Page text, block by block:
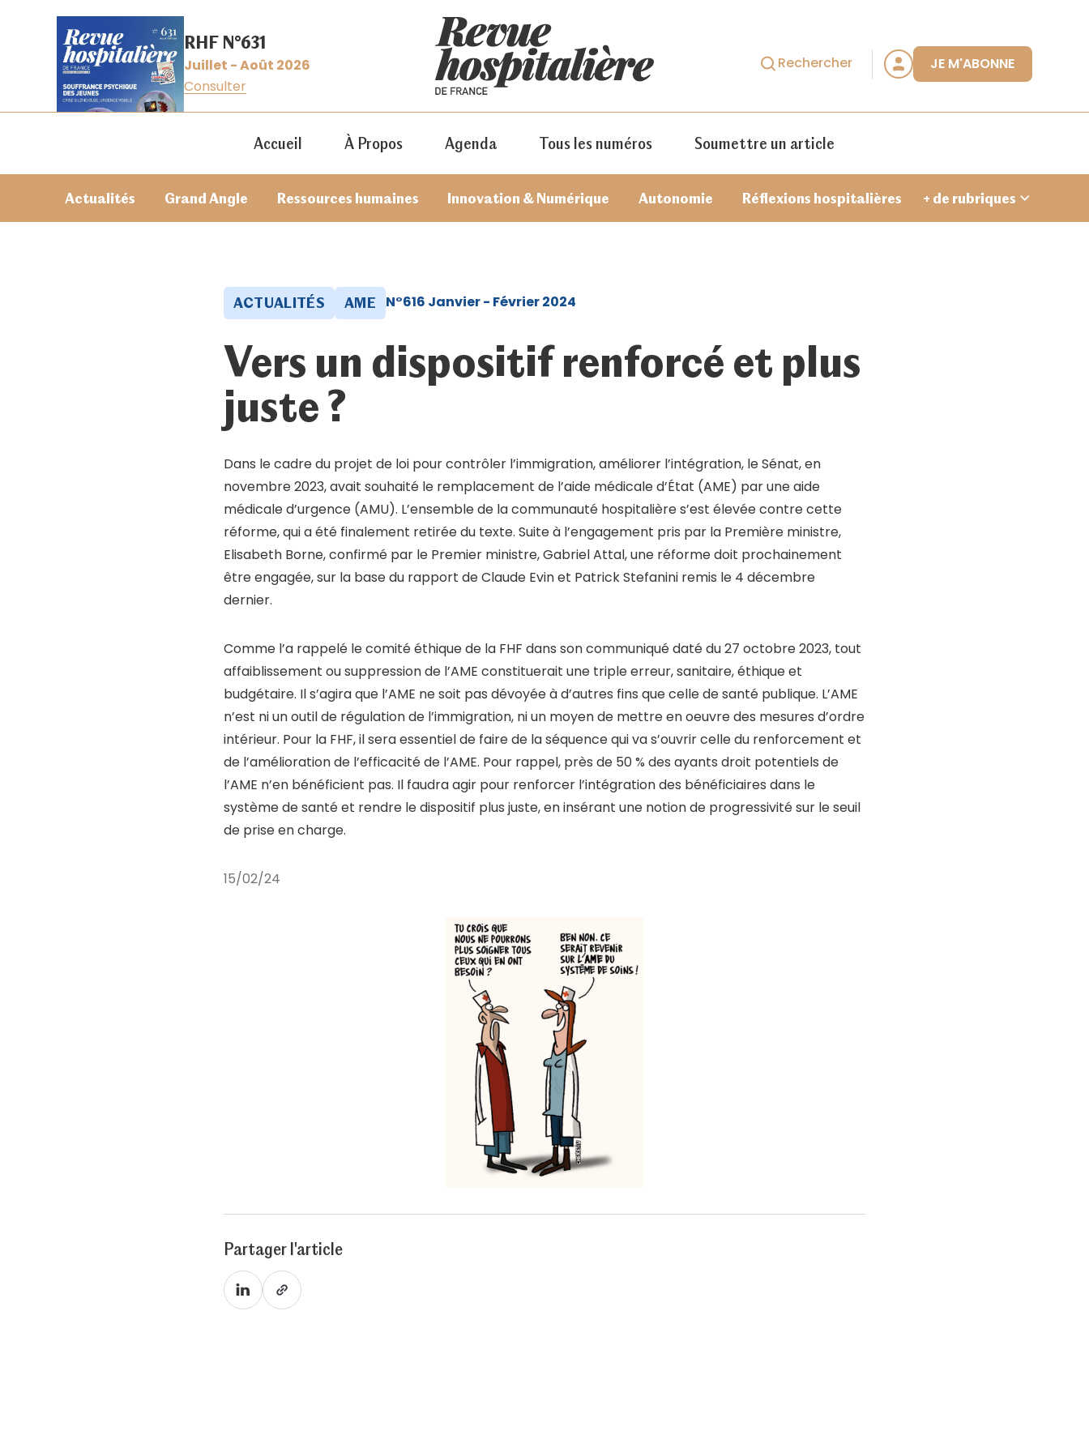
RHF N°631
Juillet - Août 2026
Consulter
Rechercher JE M'ABONNE
Accueil À Propos Agenda Tous les numéros Soumettre un article
Actualités Grand Angle Ressources humaines Innovation & Numérique Autonomie Réflexions hospitalières + de rubriques
Mot de passe oublié ?
ACTUALITÉS AME N°616 Janvier - Février 2024
Vers un dispositif renforcé et plus
juste ?
Dans le cadre du projet de loi pour contrôler l’immigration, améliorer l’intégration, le Sénat, en
novembre 2023, avait souhaité le remplacement de l’aide médicale d’État (AME) par une aide
médicale d’urgence (AMU). L’ensemble de la communauté hospitalière s’est élevée contre cette
réforme, qui a été finalement retirée du texte. Suite à l’engagement pris par la Première ministre,
Elisabeth Borne, confirmé par le Premier ministre, Gabriel Attal, une réforme doit prochainement
être engagée, sur la base du rapport de Claude Evin et Patrick Stefanini remis le 4 décembre
dernier.
Comme l’a rappelé le comité éthique de la FHF dans son communiqué daté du 27 octobre 2023, tout
affaiblissement ou suppression de l’AME constituerait une triple erreur, sanitaire, éthique et
budgétaire. Il s’agira que l’AME ne soit pas dévoyée à d’autres fins que celle de santé publique. L’AME
n’est ni un outil de régulation de l’immigration, ni un moyen de mettre en oeuvre des mesures d’ordre
intérieur. Pour la FHF, il sera essentiel de faire de la séquence qui va s’ouvrir celle du renforcement et
de l’amélioration de l’efficacité de l’AME. Pour rappel, près de 50 % des ayants droit potentiels de
l’AME n’en bénéficient pas. Il faudra agir pour renforcer l’intégration des bénéficiaires dans le
système de santé et rendre le dispositif plus juste, en insérant une notion de progressivité sur le seuil
de prise en charge.
15/02/24
Partager l'article